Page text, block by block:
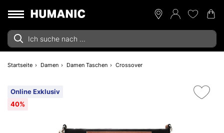
Startseite Damen Damen Taschen Crossover
Online Exklusiv
40%